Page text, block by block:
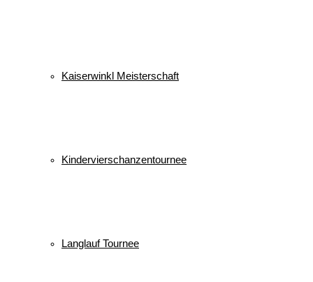
Kaiserwinkl Meisterschaft
Kindervierschanzentournee
Langlauf Tournee